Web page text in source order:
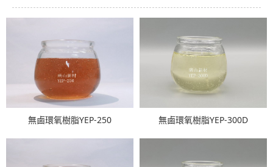
無鹵環氧樹脂YEP-250 無鹵環氧樹脂YEP-300D